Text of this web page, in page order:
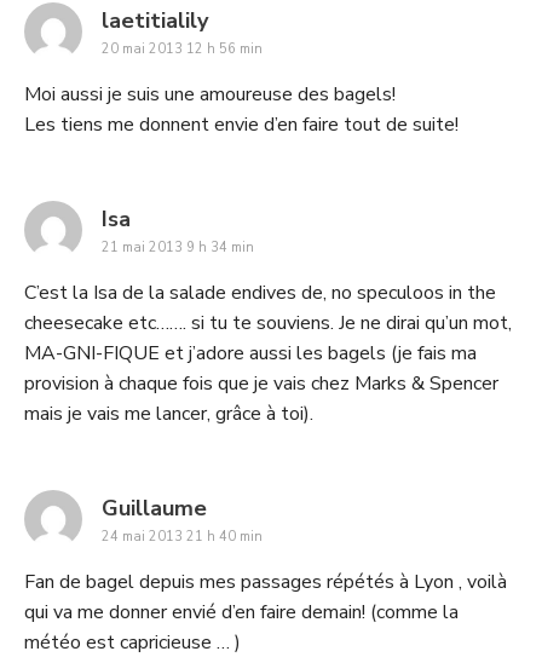
laetitialilysays:
20 mai 2013 12 h 56 min
Moi aussi je suis une amoureuse des bagels!
Les tiens me donnent envie d’en faire tout de suite!
Isa
21 mai 2013 9 h 34 min
C’est la Isa de la salade endives de, no speculoos in the
cheesecake etc……. si tu te souviens. Je ne dirai qu’un mot,
MA-GNI-FIQUE et j’adore aussi les bagels (je fais ma
provision à chaque fois que je vais chez Marks & Spencer
mais je vais me lancer, grâce à toi).
Guillaumesays:
24 mai 2013 21 h 40 min
Fan de bagel depuis mes passages répétés à Lyon , voilà
qui va me donner envié d’en faire demain! (comme la
météo est capricieuse … )